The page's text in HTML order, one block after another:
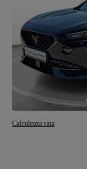
Calculeaza rata